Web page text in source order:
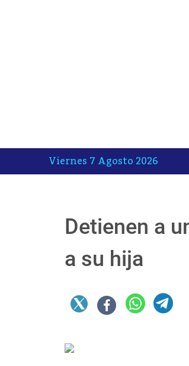
Viernes 7 Agosto 2026
Detienen a
a su hija